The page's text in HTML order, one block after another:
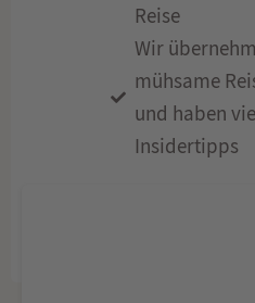
Reise
Wir
mühsame
und haben
Insidertipps